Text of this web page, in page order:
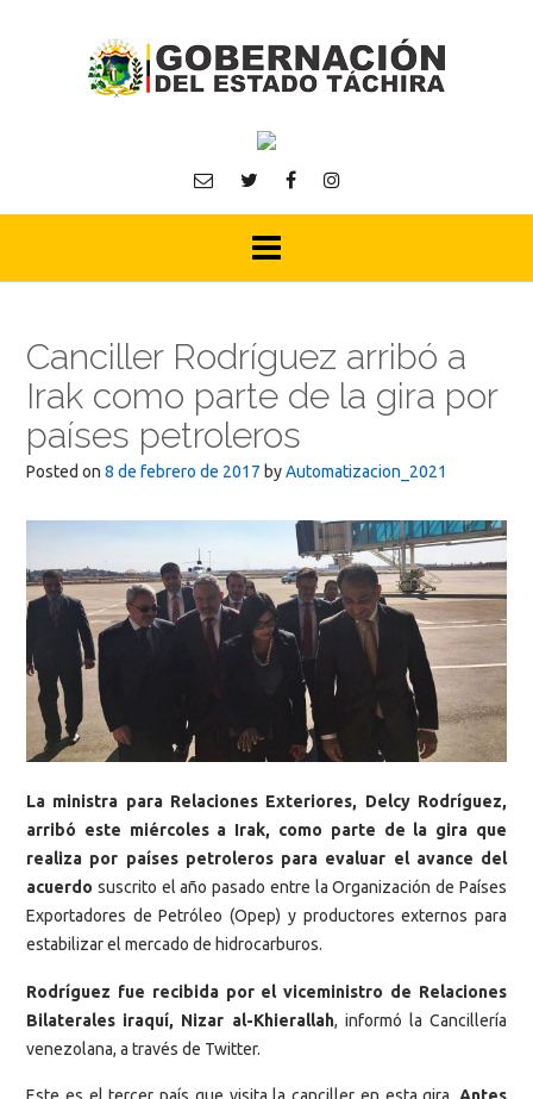
Canciller Rodríguez arribó a
Irak como parte de la gira por
países petroleros
Posted on 8 de febrero de 2017 byAutomatizacion_2021
La ministra para Relaciones Exteriores, Delcy Rodríguez,
arribó este miércoles a Irak, como parte de la gira que
realiza por países petroleros para evaluar el avance del
acuerdo suscrito el año pasado entre la Organización de Países
Exportadores de Petróleo (Opep) y productores externos para
estabilizar el mercado de hidrocarburos.
Rodríguez fue recibida por el viceministro de Relaciones
Bilaterales iraquí, Nizar al-Khierallah, informó la Cancillería
venezolana, a través de Twitter.